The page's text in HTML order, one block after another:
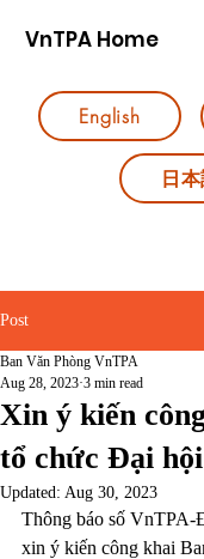
VnTPA Home
English
日
Post
Xin ý kiến
tổ chức Đại
Ban Văn Phòng VnTPA
Aug 28, 2023 3 min read
Updated: Aug 30, 2023
Thông báo số
xin ý kiến công khai